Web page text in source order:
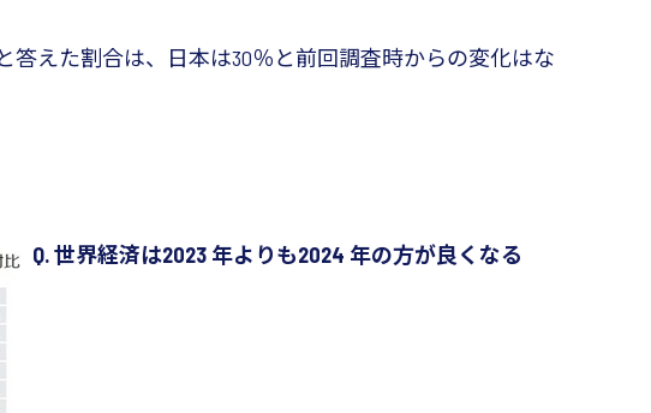
答えた割合は、日本は30％と前回調査時からの変化はな
Q. 世界経済は2023 年よりも2024 年の方が良くなる